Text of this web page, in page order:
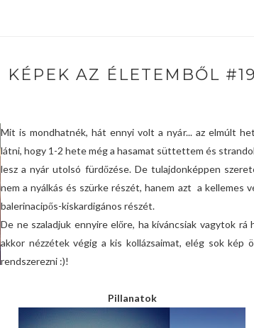
KÉPEK AZ ÉLETEMBŐL #19
Mit is mondhatnék, hát ennyi volt a nyár... az elmúlt
látni, hogy 1-2 hete még a hasamat süttettem és
lesz a nyár utolsó fürdőzése. De tulajdonképpen
nem a nyálkás és szürke részét, hanem azt a kellemes
balerinacipős-kiskardigános részét.
De ne szaladjuk ennyire előre, ha kíváncsiak vagytok
akkor nézzétek végig a kis kollázsaimat, elég sok kép
rendszerezni :)!
Pillanatok